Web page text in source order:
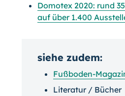
Domotex 2020: rund
auf über 1.400
siehe zudem:
Fußboden-
Literatur / Bücher